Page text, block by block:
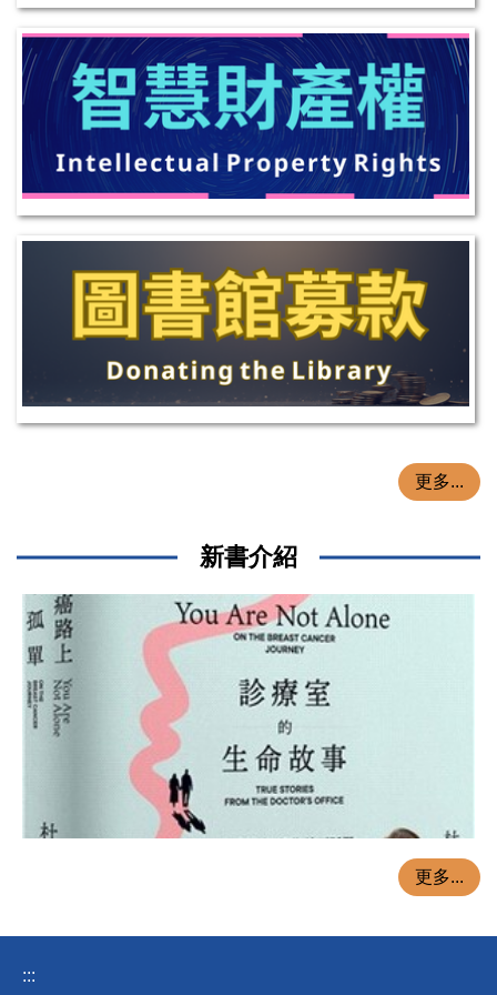
更多...
新書介紹
更多...
:::